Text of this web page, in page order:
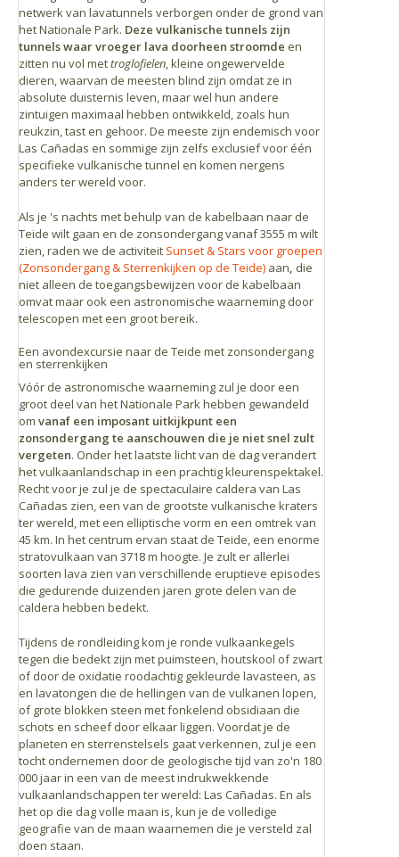
netwerk van lavatunnels verborgen onder de grond van
het Nationale Park. Deze vulkanische tunnels zijn
tunnels waar vroeger lava doorheen stroomde en
zitten nu vol mettroglofielen, kleine ongewervelde
dieren, waarvan de meesten blind zijn omdat ze in
absolute duisternis leven, maar wel hun andere
zintuigen maximaal hebben ontwikkeld, zoals hun
reukzin, tast en gehoor. De meeste zijn endemisch voor
Las Cañadas en sommige zijn zelfs exclusief voor één
specifieke vulkanische tunnel en komen nergens
anders ter wereld voor.
Als je 's nachts met behulp van de kabelbaan naar de
Teide wilt gaan en de zonsondergang vanaf 3555 m wilt
zien, raden we de activiteit Sunset & Stars voor groepen
(Zonsondergang & Sterrenkijken op de Teide) aan, die
niet alleen de toegangsbewijzen voor de kabelbaan
omvat maar ook een astronomische waarneming door
telescopen met een groot bereik.
Een avondexcursie naar de Teide met zonsondergang
en sterrenkijken
Vóór de astronomische waarneming zul je door een
groot deel van het Nationale Park hebben gewandeld
om vanaf een imposant uitkijkpunt een
zonsondergang te aanschouwen die je niet snel zult
vergeten. Onder het laatste licht van de dag verandert
het vulkaanlandschap in een prachtig kleurenspektakel.
Recht voor je zul je de spectaculaire caldera van Las
Cañadas zien, een van de grootste vulkanische kraters
ter wereld, met een elliptische vorm en een omtrek van
45 km. In het centrum ervan staat de Teide, een enorme
stratovulkaan van 3718 m hoogte. Je zult er allerlei
soorten lava zien van verschillende eruptieve episodes
die gedurende duizenden jaren grote delen van de
caldera hebben bedekt.
Tijdens de rondleiding kom je ronde vulkaankegels
tegen die bedekt zijn met puimsteen, houtskool of zwart
of door de oxidatie roodachtig gekleurde lavasteen, as
en lavatongen die de hellingen van de vulkanen lopen,
of grote blokken steen met fonkelend obsidiaan die
schots en scheef door elkaar liggen. Voordat je de
planeten en sterrenstelsels gaat verkennen, zul je een
tocht ondernemen door de geologische tijd van zo'n 180
000 jaar in een van de meest indrukwekkende
vulkaanlandschappen ter wereld: Las Cañadas. En als
het op die dag volle maan is, kun je de volledige
geografie van de maan waarnemen die je versteld zal
doen staan.